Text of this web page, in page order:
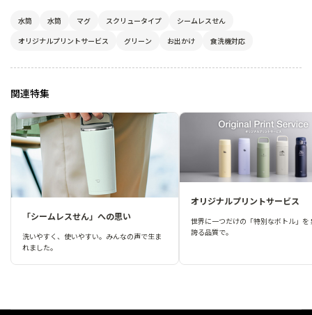
水筒 水筒 マグ スクリュータイプ
シームレスせん
オリジナルプリントサービス
グリーン お出かけ 食洗機対応
関連特集
「シームレスせん」への思い
洗いやすく、使いやすい。みんなの声で生ま
れました。
オリジナルプリントサービス
世界に一つだけの「特別なボトル」を
誇る品質で。